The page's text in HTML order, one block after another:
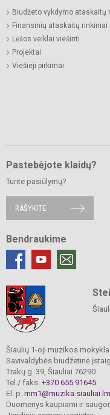
Biudžeto vykdymo ataskaitų
Finansinių ataskaitų rinkiniai
Lėšos veiklai viešinti
Projektai
Viešieji pirkimai
Pastebėjote klaidų?
Turite pasiūlymų?
RAŠYKITE
Bendraukime
Šiaulių 1-oji muzikos mokykla
Savivaldybės biudžetinė
Trakų g. 39, Šiauliai 76290
Tel./ faks. +370 655 91645
El. p.
Duomenys kaupiami ir